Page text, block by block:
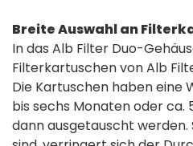
Breite Auswahl an
In das Alb Filter Duo-
Filterkartuschen von Alb
Die Kartuschen haben eine
bis sechs Monaten oder ca.
dann ausgetauscht